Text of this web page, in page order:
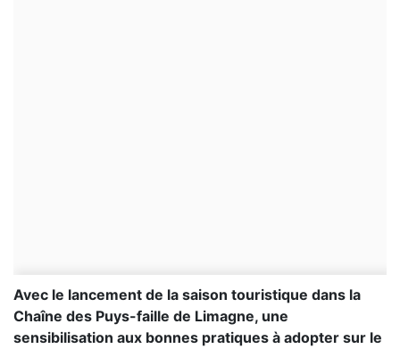
Avec le lancement de la saison touristique dans la
Chaîne des Puys-faille de Limagne, une
sensibilisation aux bonnes pratiques à adopter sur le